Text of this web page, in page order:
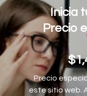
Inicia
Precio
Precio
este sitio web.